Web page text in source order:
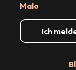
Malo
Ich